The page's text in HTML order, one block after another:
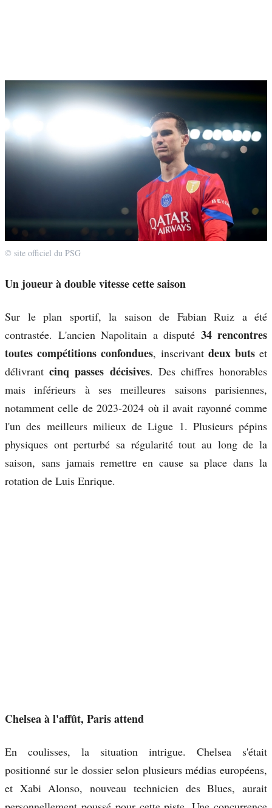
© site officiel du PSG
Un joueur à double vitesse cette saison
Sur le plan sportif, la saison de Fabian Ruiz a été
contrastée. L'ancien Napolitain a disputé 34 rencontres
toutes compétitions confondues, inscrivant deux butset
délivrant cinq passes décisives. Des chiffres honorables
mais inférieurs à ses meilleures saisons parisiennes,
notamment celle de 2023-2024 où il avait rayonné comme
l'un des meilleurs milieux de Ligue 1. Plusieurs pépins
physiques ont perturbé sa régularité tout au long de la
saison, sans jamais remettre en cause sa place dans la
rotation de Luis Enrique.
Chelsea à l'affût, Paris attend
En coulisses, la situation intrigue. Chelsea s'était
positionné sur le dossier selon plusieurs médias européens,
et Xabi Alonso, nouveau technicien des Blues, aurait